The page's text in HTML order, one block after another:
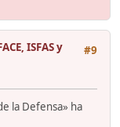
#9
ISFAS y
la Defensa» ha